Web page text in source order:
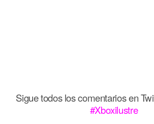
Sigue todos los comentarios en
#Xboxilustre